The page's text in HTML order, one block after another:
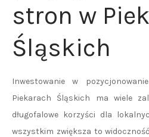
stron w
Śląskich
Inwestowanie w
Piekarach Śląskich ma wiele
długofalowe korzyści dla
wszystkim zwiększa to